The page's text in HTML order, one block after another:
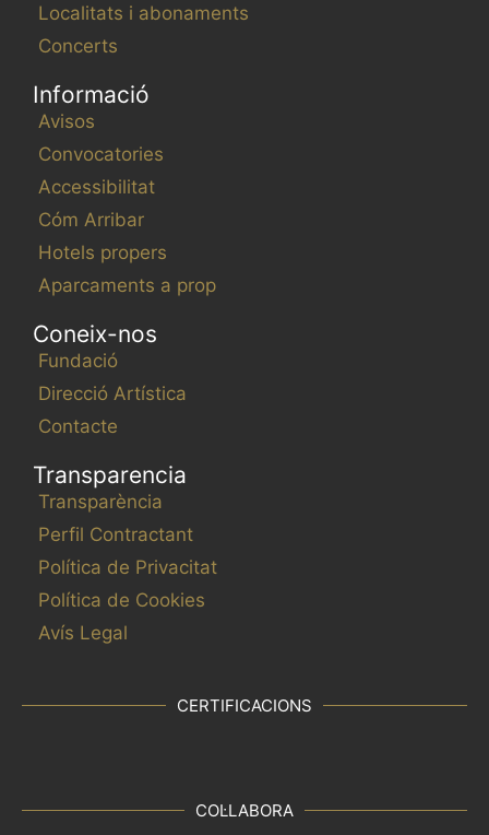
Localitats i abonaments
Concerts
Informació
Avisos
Convocatories
Accessibilitat
Cóm Arribar
Hotels propers
Aparcaments a prop
Coneix-nos
Fundació
Direcció Artística
Contacte
Transparencia
Transparència
Perfil Contractant
Política de Privacitat
Política de Cookies
Avís Legal
CERTIFICACIONS
COL·LABORA